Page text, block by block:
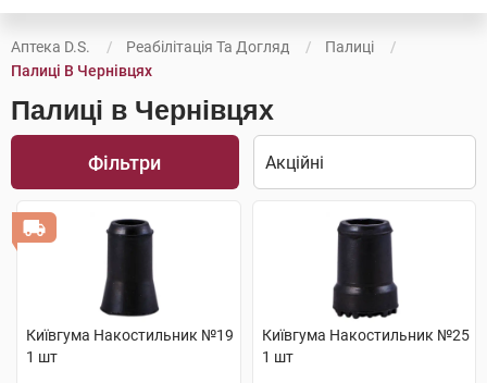
Аптека D.S. Реабілітація Та Догляд
Палиці
Палиці В Чернівцях
Палиці в Чернівцях
Фільтри
Київгума Накостильник №19
1 шт
Київгума Накостильник №25
1 шт